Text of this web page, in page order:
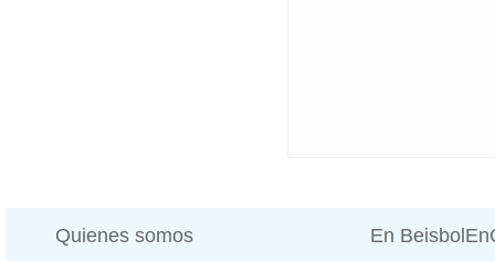
Quienes somos En